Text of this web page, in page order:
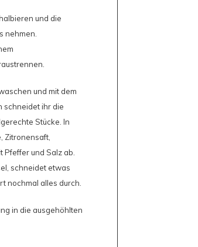
und die
nehmen.
und mit dem
schneidet ihr die
Stücke. In
Zitronensaft,
Pfeffer und Salz ab.
schneidet etwas
nochmal alles durch.
in die ausgehöhlten